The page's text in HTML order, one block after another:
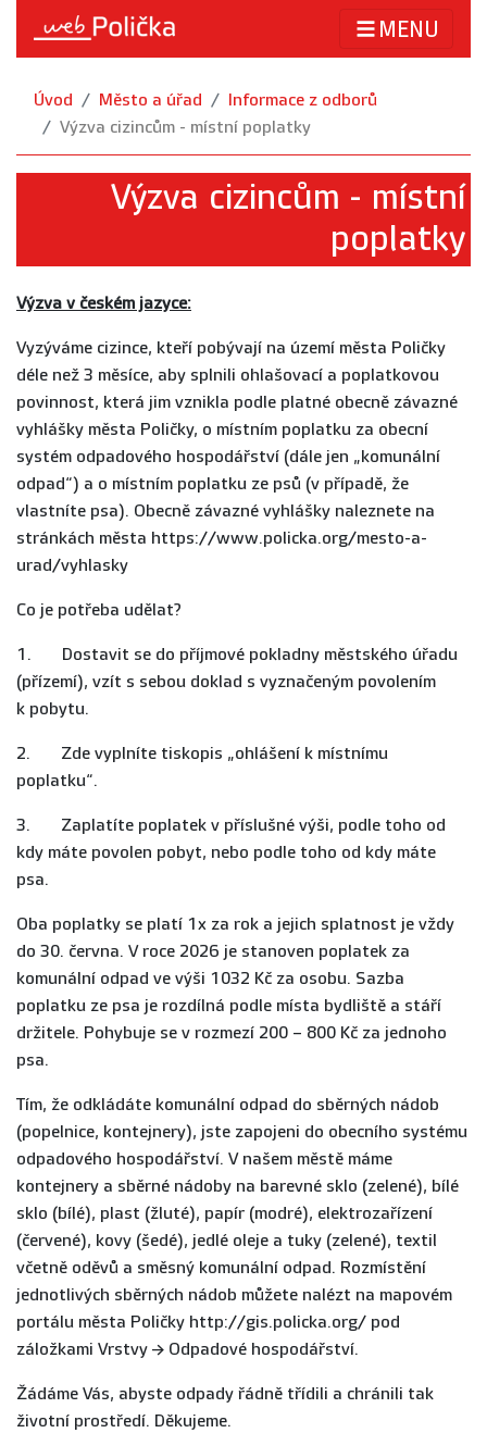
MENU
Úvod Město a úřad
Informace z odborů
Výzva cizincům - místní poplatky
Výzva cizincům - místní
poplatky
Výzva v českém jazyce:
Vyzýváme cizince, kteří pobývají na území města Poličky
déle než 3 měsíce, aby splnili ohlašovací a poplatkovou
povinnost, která jim vznikla podle platné obecně závazné
vyhlášky města Poličky, o místním poplatku za obecní
systém odpadového hospodářství (dále jen „komunální
odpad“) a o místním poplatku ze psů (v případě, že
vlastníte psa). Obecně závazné vyhlášky naleznete na
stránkách města https://www.policka.org/mesto-a-
urad/vyhlasky
Co je potřeba udělat?
1. Dostavit se do příjmové pokladny městského úřadu
(přízemí), vzít s sebou doklad s vyznačeným povolením
k pobytu.
2. Zde vyplníte tiskopis „ohlášení k místnímu
poplatku“.
3. Zaplatíte poplatek v příslušné výši, podle toho od
kdy máte povolen pobyt, nebo podle toho od kdy máte
psa.
Oba poplatky se platí 1x za rok a jejich splatnost je vždy
do 30. června. V roce 2026 je stanoven poplatek za
komunální odpad ve výši 1032 Kč za osobu. Sazba
poplatku ze psa je rozdílná podle místa bydliště a stáří
držitele. Pohybuje se v rozmezí 200 – 800 Kč za jednoho
psa.
Tím, že odkládáte komunální odpad do sběrných nádob
(popelnice, kontejnery), jste zapojeni do obecního systému
odpadového hospodářství. V našem městě máme
kontejnery a sběrné nádoby na barevné sklo (zelené), bílé
sklo (bílé), plast (žluté), papír (modré), elektrozařízení
(červené), kovy (šedé), jedlé oleje a tuky (zelené), textil
včetně oděvů a směsný komunální odpad. Rozmístění
jednotlivých sběrných nádob můžete nalézt na mapovém
portálu města Poličky http://gis.policka.org/ pod
záložkami Vrstvy → Odpadové hospodářství.
Žádáme Vás, abyste odpady řádně třídili a chránili tak
životní prostředí. Děkujeme.